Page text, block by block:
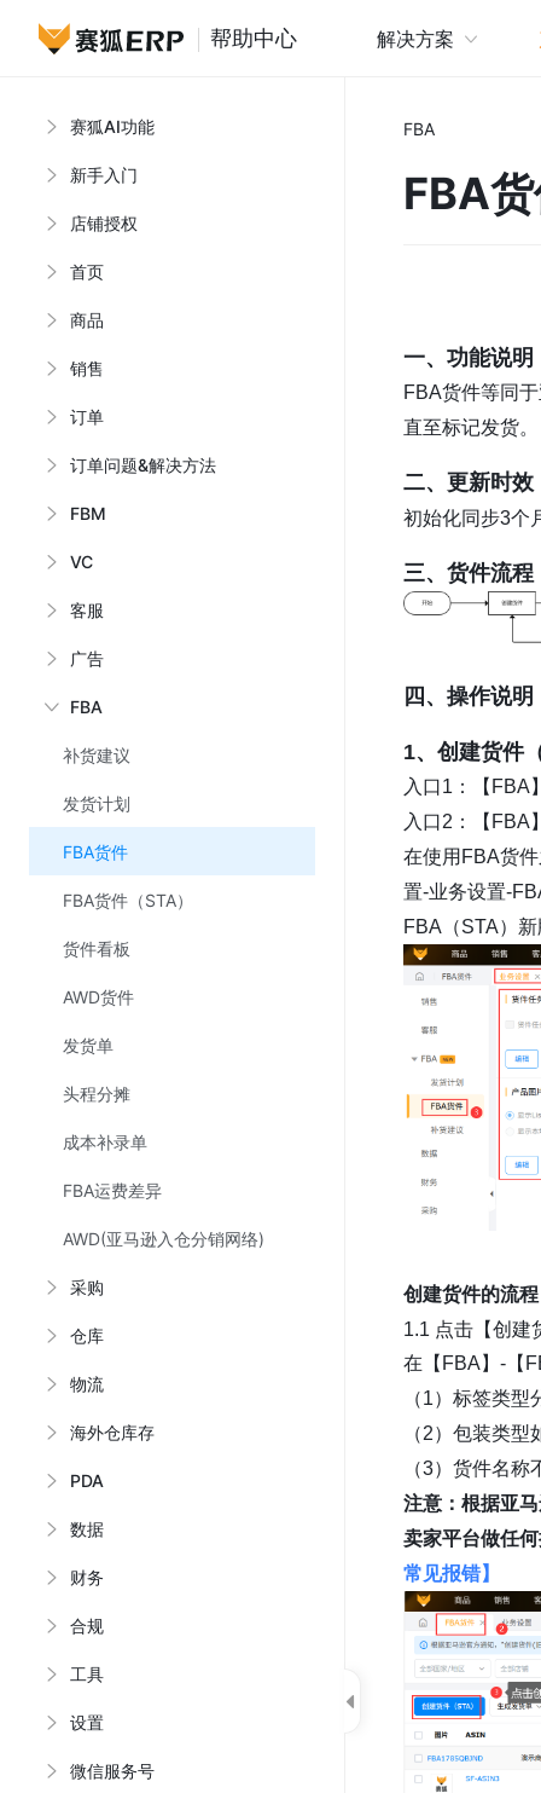
帮助中心 解决方案
FBA
FBA
一、功能说明
FBA货件等同
直至标记发货。
二、更新时效
初始化同步3个
三、货件流程
四、操作说明
1、创建货件
入口1：【FBA
入口2：【FBA
在使用FBA货
置-业务设置-
FBA（STA）
创建货件的流
1.1 点击【创建
在【FBA】-【
（1）标签类
（2）包装类
（3）货件名
注意：根据亚
卖家平台做任
常见报错】
赛狐AI功能
新手入门
店铺授权
首页
商品
销售
订单
订单问题&解决方法
FBM
VC
客服
广告
FBA
补货建议
发货计划
FBA货件
FBA货件（STA）
货件看板
AWD货件
发货单
头程分摊
成本补录单
FBA运费差异
AWD(亚马逊入仓分销网络)
采购
仓库
物流
海外仓库存
PDA
数据
财务
合规
工具
设置
微信服务号